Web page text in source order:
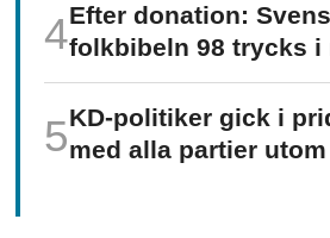
Efter donation:
folkbibeln 98 trycks i
KD-politiker gick i
med alla partier utom